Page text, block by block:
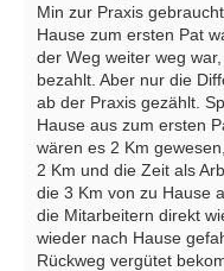
Min zur Praxis
Hause zum ersten Pat
der Weg weiter weg
bezahlt. Aber nur die
ab der Praxis gezählt.
Hause aus zum ersten
wären es 2 Km
2 Km und die Zeit als
die 3 Km von zu Hause
die Mitarbeitern direkt
wieder nach Hause
Rückweg vergütet